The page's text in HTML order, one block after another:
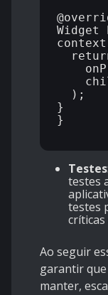
Widget
}
}
Testes
testes
testes
críticas
Ao seguir
garantir
manter,